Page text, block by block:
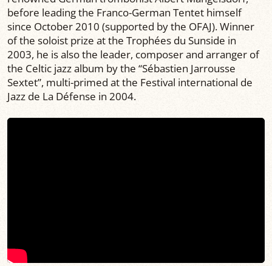
before leading the Franco-German Tentet himself
since October 2010 (supported by the OFAJ). Winner
of the soloist prize at the Trophées du Sunside in
2003, he is also the leader, composer and arranger of
the Celtic jazz album by the “Sébastien Jarrousse
Sextet”, multi-primed at the Festival international de
Jazz de La Défense in 2004.